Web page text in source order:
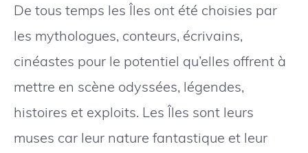
De tous temps les Îles ont été choisies par
les mythologues, conteurs, écrivains,
cinéastes pour le potentiel qu’elles offrent à
mettre en scène odyssées, légendes,
histoires et exploits. Les Îles sont leurs
muses car leur nature fantastique et leur